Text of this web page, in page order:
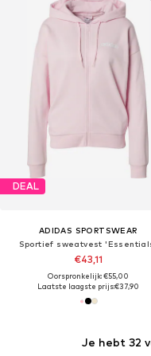
DEAL
ADIDAS SPORTSWEAR
Sportief sweatvest
€43,11
Oorspronkelijk: €55,00
Laatste laagste prijs:€37,90
Je hebt 32